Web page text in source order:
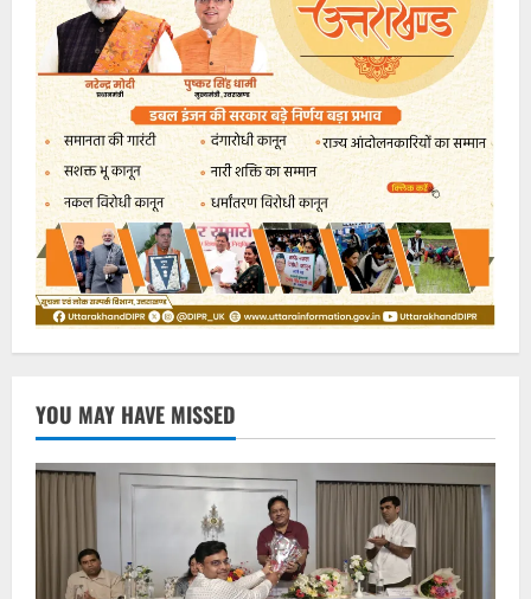
YOU MAY HAVE MISSED